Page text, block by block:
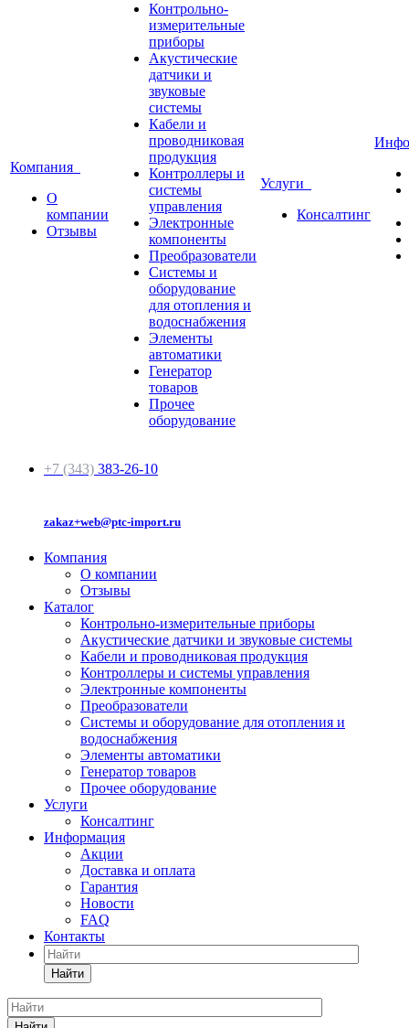
Компания
О
компании
Отзывы
Контрольно-
измерительные
приборы
Акустические
датчики и
звуковые
системы
Кабели и
проводниковая
продукция
Контроллеры и
системы
управления
Электронные
компоненты
Преобразователи
Системы и
оборудование
для отопления и
водоснабжения
Элементы
автоматики
Генератор
товаров
Прочее
оборудование
Услуги
Консалтинг
+7 (343) 383-26-10
zakaz+web@ptc-import.ru
Компания
О компании
Отзывы
Каталог
Контрольно-измерительные приборы
Акустические датчики и звуковые системы
Кабели и проводниковая продукция
Контроллеры и системы управления
Электронные компоненты
Преобразователи
Системы и оборудование для отопления и
водоснабжения
Элементы автоматики
Генератор товаров
Прочее оборудование
Услуги
Консалтинг
Информация
Акции
Доставка и оплата
Гарантия
Новости
FAQ
Контакты
Найти